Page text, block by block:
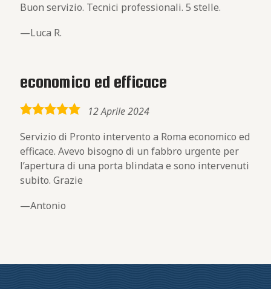
Buon servizio. Tecnici professionali. 5 stelle.
Luca R.
economico ed efficace
5,0
12 Aprile 2024
Servizio di Pronto intervento a Roma economico ed
efficace. Avevo bisogno di un fabbro urgente per
l’apertura di una porta blindata e sono intervenuti
subito. Grazie
Antonio